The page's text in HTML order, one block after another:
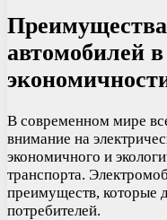
автомобилей
В современном мире
внимание на
экономичного и
транспорта.
преимуществ, которые
потребителей.